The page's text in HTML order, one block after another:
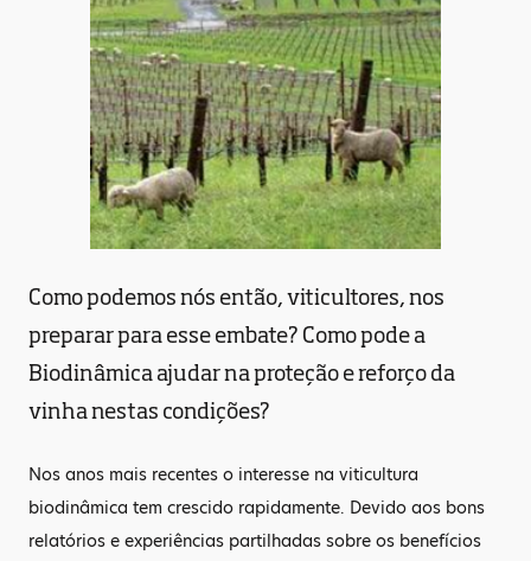
Como podemos nós então, viticultores, nos
preparar para esse embate? Como pode a
Biodinâmica ajudar na proteção e reforço da
vinha nestas condições?
Nos anos mais recentes o interesse na viticultura
biodinâmica tem crescido rapidamente. Devido aos bons
relatórios e experiências partilhadas sobre os benefícios